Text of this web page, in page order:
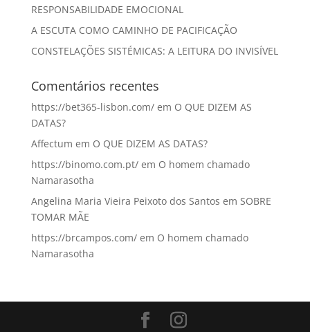
RESPONSABILIDADE EMOCIONAL
A ESCUTA COMO CAMINHO DE PACIFICAÇÃO
CONSTELAÇÕES SISTÉMICAS: A LEITURA DO INVISÍVEL
Comentários recentes
https://bet365-lisbon.com/em O QUE DIZEM AS
DATAS?
Affectum em O QUE DIZEM AS DATAS?
https://binomo.com.pt/em O homem chamado
Namarasotha
Angelina Maria Vieira Peixoto dos Santos em SOBRE
TOMAR MÃE
https://brcampos.com/em O homem chamado
Namarasotha